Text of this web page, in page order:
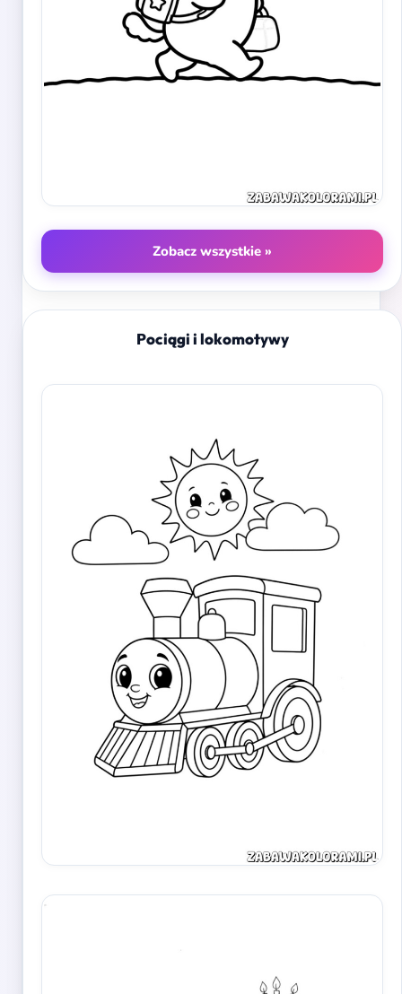
Zobacz wszystkie »
Pociągi i lokomotywy